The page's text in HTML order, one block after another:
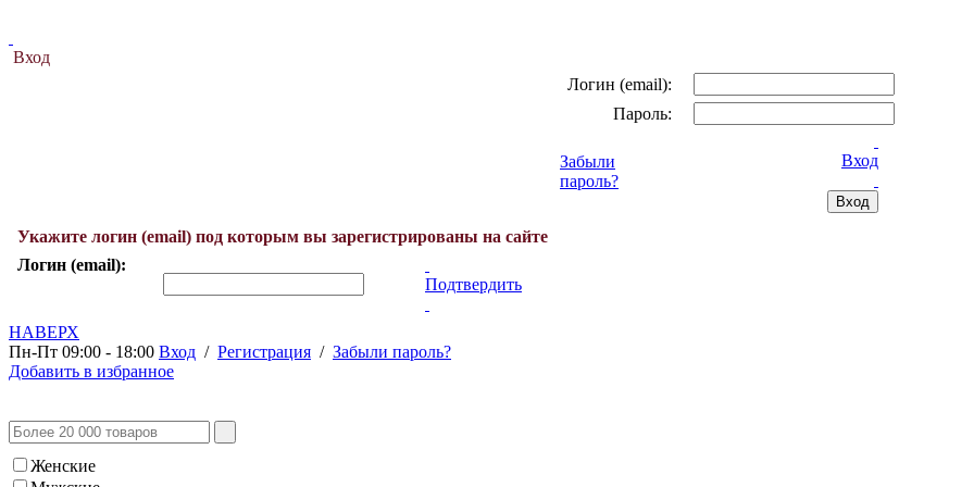
Вход
Логин (email):
Пароль:
Забыли
пароль?
Вход
Укажите логин (email) под которым вы зарегистрированы на сайте
Логин (email):
Подтвердить
НАВЕРХ
Пн-Пт 09:00 - 18:00 Вход / Регистрация / Забыли пароль?
Добавить в избранное
Женские